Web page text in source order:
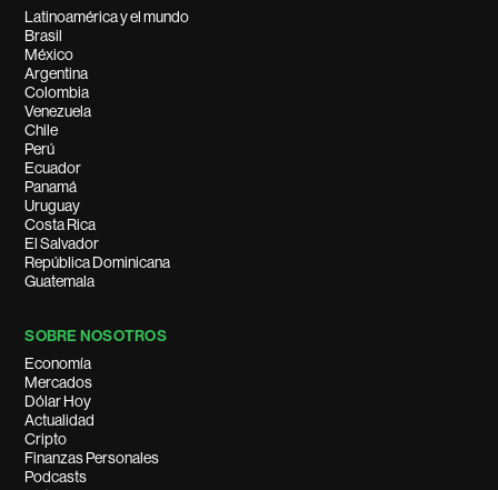
Latinoamérica y el mundo
Brasil
México
Argentina
Colombia
Venezuela
Chile
Perú
Ecuador
Panamá
Uruguay
Costa Rica
El Salvador
República Dominicana
Guatemala
SOBRE NOSOTROS
Economía
Mercados
Dólar Hoy
Actualidad
Cripto
Finanzas Personales
Podcasts